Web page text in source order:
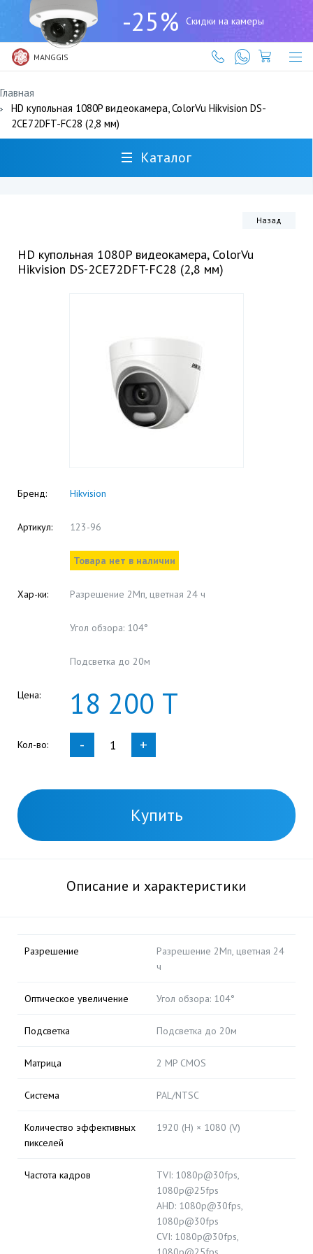
-25% Скидки на камеры
MANGGIS
(727)
317-
61-
61
Главная
HD купольная 1080P видеокамера, ColorVu Hikvision DS-
2CE72DFT-FC28 (2,8 мм)
Каталог
Назад
HD купольная 1080P видеокамера, ColorVu
Hikvision DS-2CE72DFT-FC28 (2,8 мм)
Бренд: Hikvision
Артикул: 123-96
Товара нет в наличии
Хар-ки: Разрешение 2Мп, цветная 24 ч
Угол обзора: 104°
Подсветка до 20м
Цена: 18 200 Т
Кол-во: - +
Купить
Описание и характеристики
Разрешение
Разрешение 2Мп, цветная 24
ч
Оптическое увеличение Угол обзора: 104°
Подсветка Подсветка до 20м
Матрица 2 MP CMOS
Система PAL/NTSC
Количество эффективных
пикселей
1920 (H) × 1080 (V)
Частота кадров
TVI: 1080p@30fps,
1080p@25fps
AHD: 1080p@30fps,
1080p@30fps
CVI: 1080p@30fps,